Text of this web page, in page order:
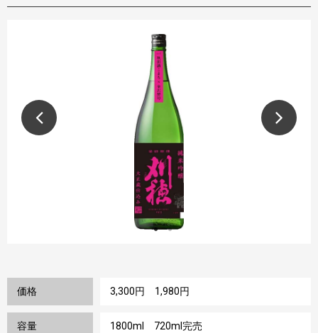
価格 3,300円 1,980円
容量 1800ml 720ml完売